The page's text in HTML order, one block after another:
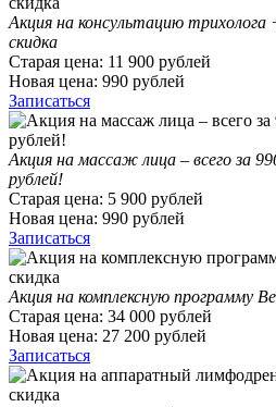
Акция на консультацию трихолога
скидка
Старая цена: 11 900 рублей
Новая цена: 990 рублей
Записаться
Акция на массаж лица – всего за
рублей!
Старая цена: 5 900 рублей
Новая цена: 990 рублей
Записаться
Акция на комплексную программу
Старая цена: 34 000 рублей
Новая цена: 27 200 рублей
Записаться